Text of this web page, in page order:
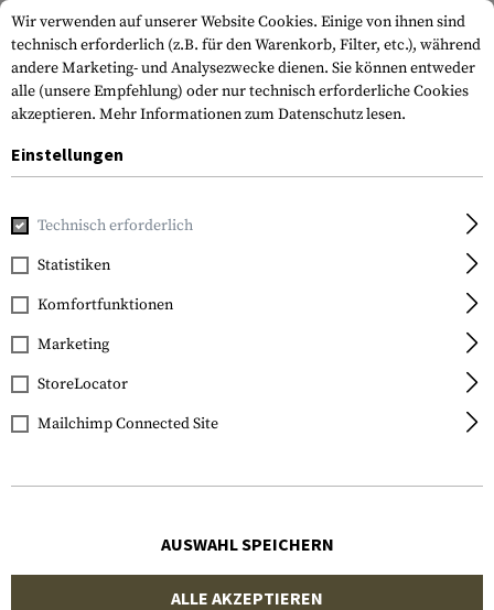
Home Waffenzubehör
Blackhawk
Sportster 6.0-9.0 Inch
Bipod
Wir verwenden auf unserer Website Cookies. Einige von ihnen sind
technisch erforderlich (z.B. für den Warenkorb, Filter, etc.), während
andere Marketing- und Analysezwecke dienen. Sie können entweder
alle (unsere Empfehlung) oder nur technisch erforderliche Cookies
akzeptieren. Mehr Informationen zum Datenschutz lesen.
Einstellungen
Technisch erforderlich
Statistiken
Komfortfunktionen
Marketing
StoreLocator
Mailchimp Connected Site
AUSWAHL SPEICHERN
ALLE AKZEPTIEREN